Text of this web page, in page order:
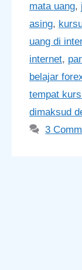
mata uang,
asing,
uang di
internet,
belajar
tempat
dimaksud
3